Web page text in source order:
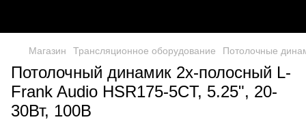
Магазин Трансляционное оборудование Потолочные
Потолочный динамик 2х-полосный L-
Frank Audio HSR175-5CT, 5.25", 20-
30Вт, 100В